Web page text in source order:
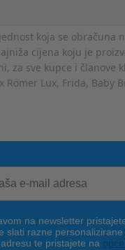
koja se
cijena koju je
za sve kupce i
Lux, Frida, Baby
na newsletter
slati razne
te pristajete na